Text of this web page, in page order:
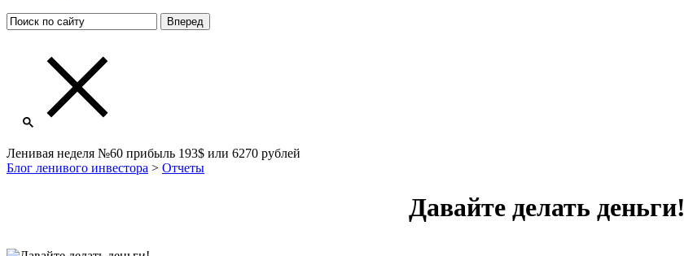
Ленивая неделя №60 прибыль 193$ или 6270 рублей
Блог ленивого инвестора > Отчеты
Давайте делать деньги!